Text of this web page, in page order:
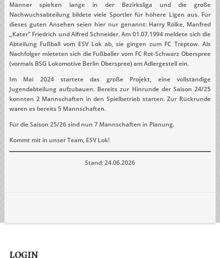
Männer spielten lange in der Bezirksliga und die große
Nachwuchsabteilung bildete viele Sportler für höhere Ligen aus. Für
dieses guten Ansehen seien hier nur genannt: Harry Rölke, Manfred
„Kater“ Friedrich und Alfred Schneider. Am 01.07.1994 meldete sich die
Abteilung Fußball vom ESV Lok ab, sie gingen zum FC Treptow. Als
Nachfolger mieteten sich die Fußballer vom FC Rot-Schwarz Oberspree
(vormals BSG Lokomotive Berlin Oberspree) am Adlergestell ein.
Im Mai 2024 startete das große Projekt, eine vollständige
Jugendabteilung aufzubauen. Bereits zur Hinrunde der Saison 24/25
konnten 2 Mannschaften in den Spielbetrieb starten. Zur Rückrunde
waren es bereits 5 Mannschaften.
Für die Saison 25/26 sind nun 7 Mannschaften in Planung.
Kommt mit in unser Team, ESV Lok!
Stand: 24.06.2026
LOGIN